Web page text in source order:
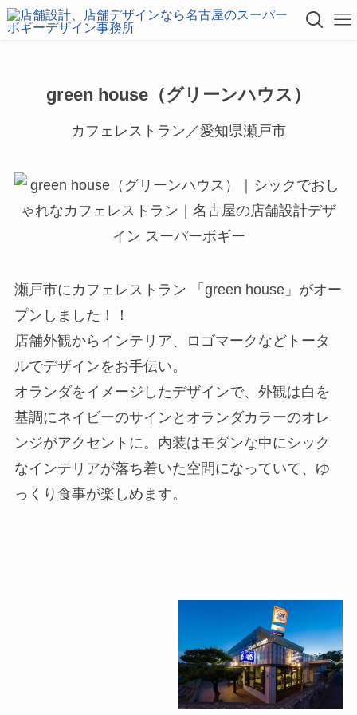
green house（グリーンハウス）
カフェレストラン／愛知県瀬戸市
瀬戸市にカフェレストラン 「green house」がオー
プンしました！！
店舗外観からインテリア、ロゴマークなどトータ
ルでデザインをお手伝い。
オランダをイメージしたデザインで、外観は白を
基調にネイビーのサインとオランダカラーのオレ
ンジがアクセントに。内装はモダンな中にシック
なインテリアが落ち着いた空間になっていて、ゆ
っくり食事が楽しめます。